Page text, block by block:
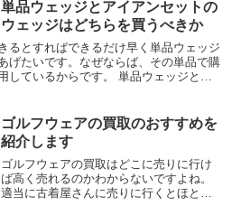
単品ウェッジとアイアンセットの
ウェッジはどちらを買うべきか
るとすればできるだけ早く単品ウェッジ
げたいです。なぜならば、その単品で購
しているからです。 単品ウェッジとア
ゴルフウェアの買取のおすすめを
紹介します
ゴルフウェアの買取はどこに売りに行け
ば高く売れるのかわからないですよね。
適当に古着屋さんに売りに行くとほとん